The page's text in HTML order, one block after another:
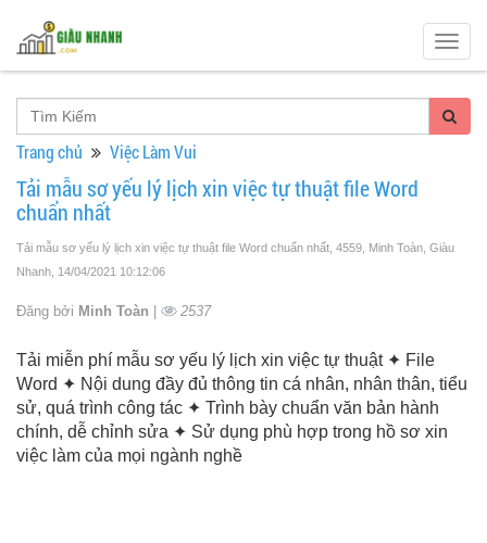
Trang chủ Việc Làm Vui
Tải mẫu sơ yếu lý lịch xin việc tự thuật file Word
chuẩn nhất
Tải mẫu sơ yếu lý lịch xin việc tự thuật file Word chuẩn nhất, 4559, Minh Toàn, Giàu
Nhanh , 14/04/2021 10:12:06
Đăng bởi Minh Toàn | 2537
Tải miễn phí mẫu sơ yếu lý lịch xin việc tự thuật ✦ File
Word ✦ Nội dung đầy đủ thông tin cá nhân, nhân thân, tiểu
sử, quá trình công tác ✦ Trình bày chuẩn văn bản hành
chính, dễ chỉnh sửa ✦ Sử dụng phù hợp trong hồ sơ xin
việc làm của mọi ngành nghề